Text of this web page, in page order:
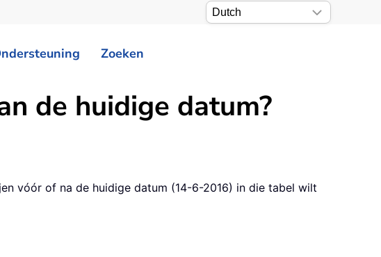
Zoeken
de huidige datum?
vóór of na de huidige datum (14-6-2016) in die tabel wilt